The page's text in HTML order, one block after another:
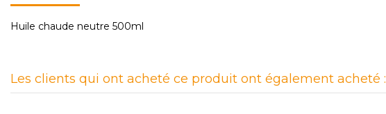
Huile chaude neutre 500ml
Les clients qui ont acheté ce produit ont également acheté :